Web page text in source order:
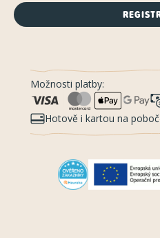
Možnosti platby:
Hotově i kartou na